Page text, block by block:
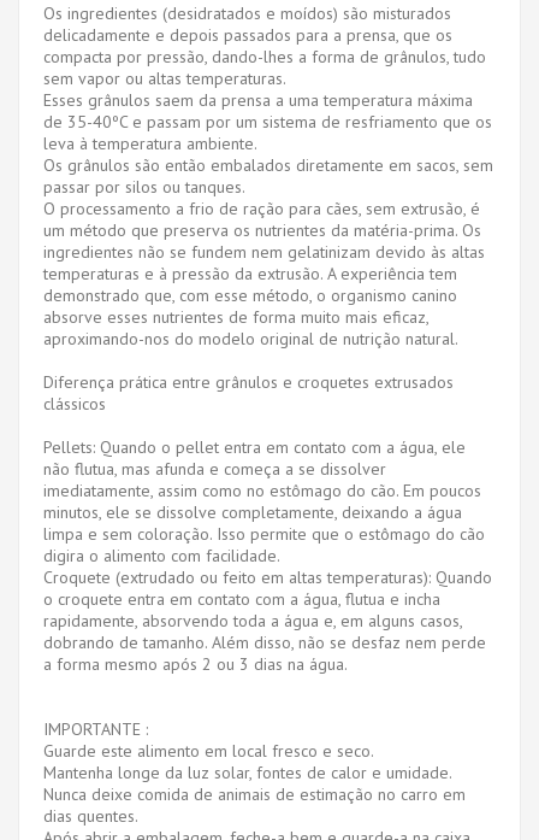
Os ingredientes (desidratados e moídos) são misturados
delicadamente e depois passados ​​para a prensa, que os
compacta por pressão, dando-lhes a forma de grânulos, tudo
sem vapor ou altas temperaturas.
Esses grânulos saem da prensa a uma temperatura máxima
de 35-40ºC e passam por um sistema de resfriamento que os
leva à temperatura ambiente.
Os grânulos são então embalados diretamente em sacos, sem
passar por silos ou tanques.
O processamento a frio de ração para cães, sem extrusão, é
um método que preserva os nutrientes da matéria-prima. Os
ingredientes não se fundem nem gelatinizam devido às altas
temperaturas e à pressão da extrusão. A experiência tem
demonstrado que, com esse método, o organismo canino
absorve esses nutrientes de forma muito mais eficaz,
aproximando-nos do modelo original de nutrição natural.
Diferença prática entre grânulos e croquetes extrusados ​​
clássicos
Pellets: Quando o pellet entra em contato com a água, ele
não flutua, mas afunda e começa a se dissolver
imediatamente, assim como no estômago do cão. Em poucos
minutos, ele se dissolve completamente, deixando a água
limpa e sem coloração. Isso permite que o estômago do cão
digira o alimento com facilidade.
Croquete (extrudado ou feito em altas temperaturas): Quando
o croquete entra em contato com a água, flutua e incha
rapidamente, absorvendo toda a água e, em alguns casos,
dobrando de tamanho. Além disso, não se desfaz nem perde
a forma mesmo após 2 ou 3 dias na água.
IMPORTANTE :
Guarde este alimento em local fresco e seco.
Mantenha longe da luz solar, fontes de calor e umidade.
Nunca deixe comida de animais de estimação no carro em
dias quentes.